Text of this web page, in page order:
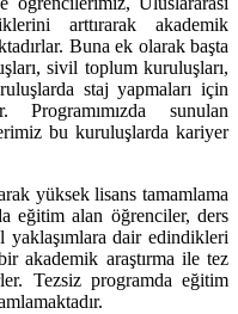
arttırarak akademik
Buna ek olarak başta
sivil toplum kuruluşları,
staj yapmaları için
Programımızda sunulan
bu kuruluşlarda kariyer
yüksek lisans tamamlama
eğitim alan öğrenciler, ders
yaklaşımlara dair edindikleri
akademik araştırma ile tez
Tezsiz programda eğitim